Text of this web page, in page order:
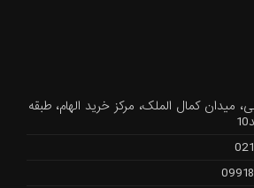
میدان کمال الملک، مرکز خرید الهام، طبقه